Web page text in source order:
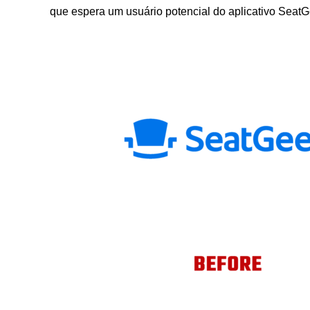
que espera um usuário potencial do aplicativo